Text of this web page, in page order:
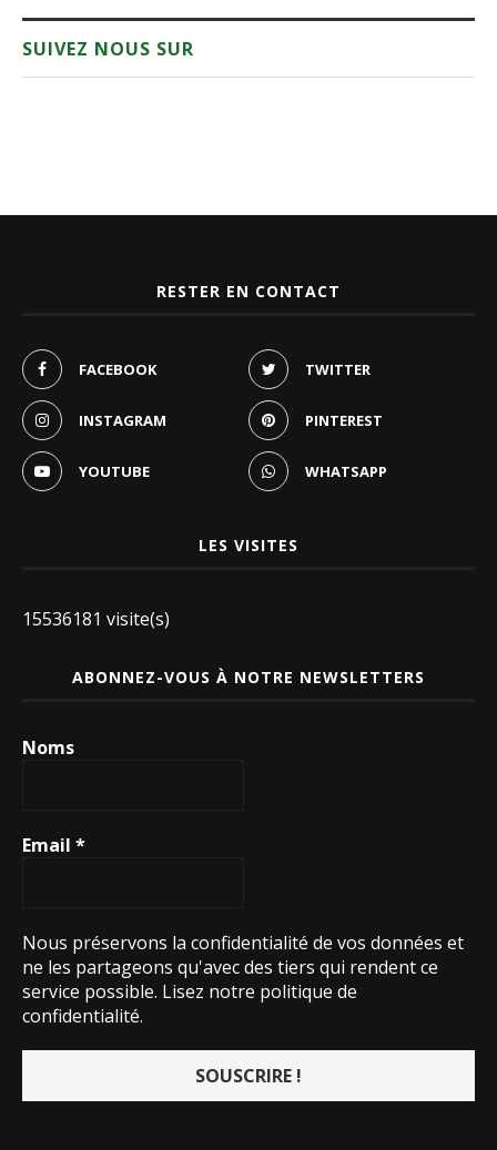
SUIVEZ NOUS SUR
RESTER EN CONTACT
FACEBOOK TWITTER
INSTAGRAM PINTEREST
YOUTUBE WHATSAPP
LES VISITES
15536181 visite(s)
ABONNEZ-VOUS À NOTRE NEWSLETTERS
Noms
Email *
Nous préservons la confidentialité de vos données et
ne les partageons qu'avec des tiers qui rendent ce
service possible. Lisez notre politique de
confidentialité.